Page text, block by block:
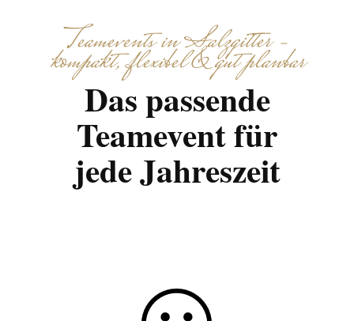
Teamevents in Salzgitter –
kompakt, flexibel & gut planbar
Das passende
Teamevent für
jede Jahreszeit